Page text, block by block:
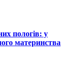
пологів: у
материнства